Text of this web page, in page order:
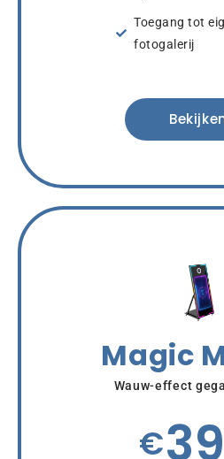
Toegang tot
fotogalerij
Magic
Wauw-effect
€